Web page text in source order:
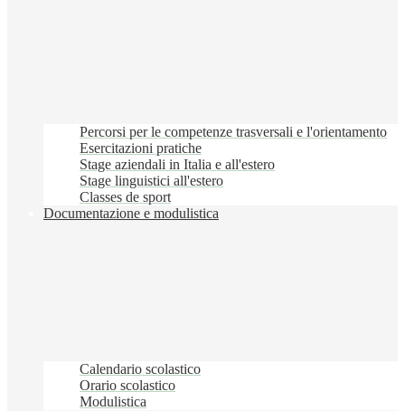
Percorsi per le competenze trasversali e l'orientamento
Esercitazioni pratiche
Stage aziendali in Italia e all'estero
Stage linguistici all'estero
Classes de sport
Documentazione e modulistica
Calendario scolastico
Orario scolastico
Modulistica